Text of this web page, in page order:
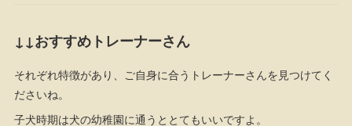
↓↓おすすめトレーナーさん
それぞれ特徴があり、ご自身に合うトレーナーさんを見つけてく
ださいね。
子犬時期は犬の幼稚園に通うととてもいいですよ。